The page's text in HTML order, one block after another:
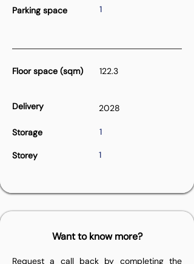
Parking space 1
Floor space (sqm) 122.3
Delivery 2028
Storage 1
Storey 1
Want to know more?
Request a call back by completing the